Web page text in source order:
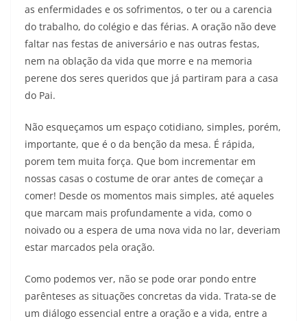
as enfermidades e os sofrimentos, o ter ou a carencia
do trabalho, do colégio e das férias. A oração não deve
faltar nas festas de aniversário e nas outras festas,
nem na oblação da vida que morre e na memoria
perene dos seres queridos que já partiram para a casa
do Pai.
Não esqueçamos um espaço cotidiano, simples, porém,
importante, que é o da benção da mesa. É rápida,
porem tem muita força. Que bom incrementar em
nossas casas o costume de orar antes de começar a
comer! Desde os momentos mais simples, até aqueles
que marcam mais profundamente a vida, como o
noivado ou a espera de uma nova vida no lar, deveriam
estar marcados pela oração.
Como podemos ver, não se pode orar pondo entre
parênteses as situações concretas da vida. Trata-se de
um diálogo essencial entre a oração e a vida, entre a